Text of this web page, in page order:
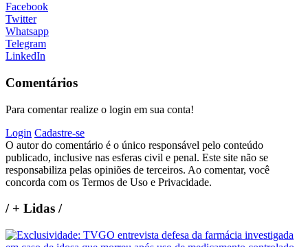
Facebook
Twitter
Whatsapp
Telegram
LinkedIn
Comentários
Para comentar realize o login em sua conta!
Login Cadastre-se
O autor do comentário é o único responsável pelo conteúdo
publicado, inclusive nas esferas civil e penal. Este site não se
responsabiliza pelas opiniões de terceiros. Ao comentar, você
concorda com os Termos de Uso e Privacidade.
/+ Lidas /